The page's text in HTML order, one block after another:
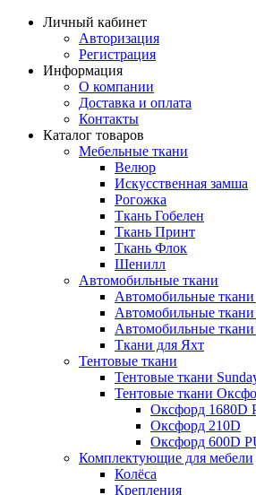
Личный кабинет
Авторизация
Регистрация
Информация
О компании
Доставка и оплата
Контакты
Каталог товаров
Мебельные ткани
Велюр
Искусственная замша
Рогожка
Ткань Гобелен
Ткань Принт
Ткань Флок
Шенилл
Автомобильные ткани
Автомобильные ткани
Автомобильные ткани
Автомобильные ткани
Ткани для Яхт
Тентовые ткани
Тентовые ткани
Тентовые ткани
Оксфорд 1680D
Оксфорд 210D
Оксфорд 600D
Комплектующие для мебели
Колёса
Крепления